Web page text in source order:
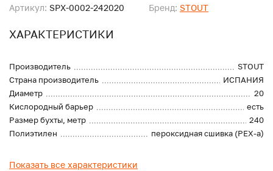
Артикул: SPX-0002-242020 Бренд: STOUT
ХАРАКТЕРИСТИКИ
Производитель
STOUT
Страна производитель
ИСПАНИЯ
Диаметр
20
Кислородный барьер
есть
Размер бухты, метр
240
Полиэтилен
пероксидная сшивка (PEX-a)
Показать все характеристики